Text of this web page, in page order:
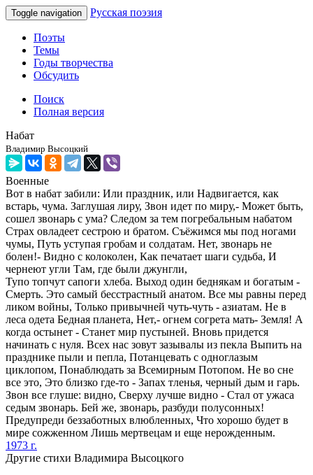
Toggle navigation Русская поэзия
Поэты
Темы
Годы творчества
Обсудить
Поиск
Полная версия
Набат
Владимир Высоцкий
Военные
Вот в набат забили: Или праздник, или Надвигается, как
встарь, чума. Заглушая лиру, Звон идет по миру,- Может быть,
сошел звонарь с ума? Следом за тем погребальным набатом
Страх овладеет сестрою и братом. Съёжимся мы под ногами
чумы, Путь уступая гробам и солдатам. Нет, звонарь не
болен!- Видно с колоколен, Как печатает шаги судьба, И
чернеют угли Там, где были джунгли,
Тупо топчут сапоги хлеба. Выход один беднякам и богатым -
Смерть. Это самый бесстрастный анатом. Все мы равны перед
ликом войны, Только привычней чуть-чуть - азиатам. Не в
леса одета Бедная планета, Нет,- огнем согрета мать- Земля! А
когда остынет - Станет мир пустыней. Вновь придется
начинать с нуля. Всех нас зовут зазывалы из пекла Выпить на
празднике пыли и пепла, Потанцевать с одноглазым
циклопом, Понаблюдать за Всемирным Потопом. Не во сне
все это, Это близко где-то - Запах тленья, черный дым и гарь.
Звон все глуше: видно, Сверху лучше видно - Стал от ужаса
седым звонарь. Бей же, звонарь, разбуди полусонных!
Предупреди беззаботных влюбленных, Что хорошо будет в
мире сожженном Лишь мертвецам и еще нерожденным.
1973 г.
Другие стихи Владимира Высоцкого